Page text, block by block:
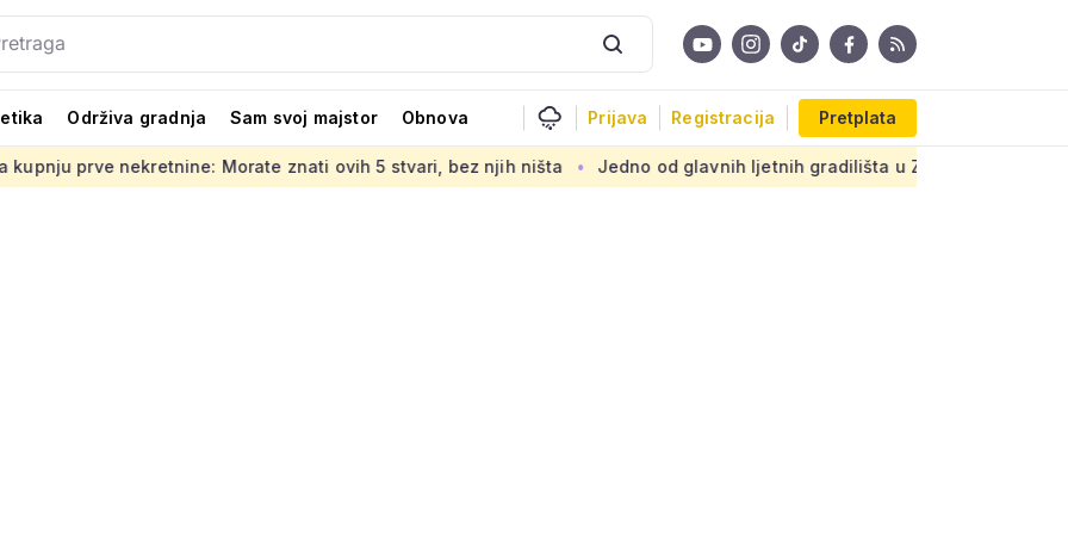
Održiva gradnja Sam svoj majstor Obnova Prijava Registracija Pretplata
Morate znati ovih 5 stvari, bez njih ništa Jedno od glavnih ljetnih gradilišta u Zagrebu: Novi armirani beton na